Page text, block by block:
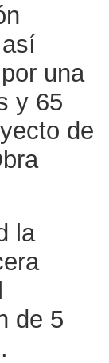
una
y 65
de
la
de 5